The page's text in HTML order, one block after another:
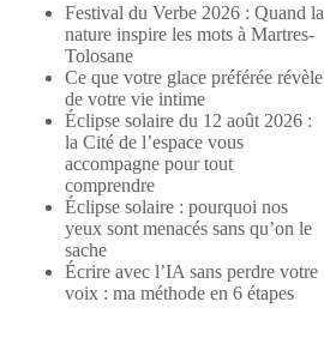
Festival du Verbe 2026 : Quand la
nature inspire les mots à Martres-
Tolosane
Ce que votre glace préférée révèle
de votre vie intime
Éclipse solaire du 12 août 2026 :
la Cité de l’espace vous
accompagne pour tout
comprendre
Éclipse solaire : pourquoi nos
yeux sont menacés sans qu’on le
sache
Écrire avec l’IA sans perdre votre
voix : ma méthode en 6 étapes